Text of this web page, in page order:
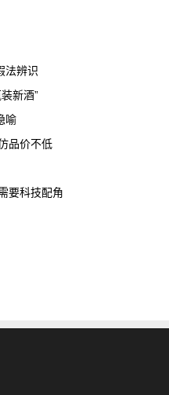
法辨识
新酒”
喻
品价不低
要科技配角